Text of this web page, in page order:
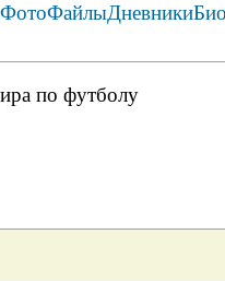
ФотоФайлыДневники
по футболу